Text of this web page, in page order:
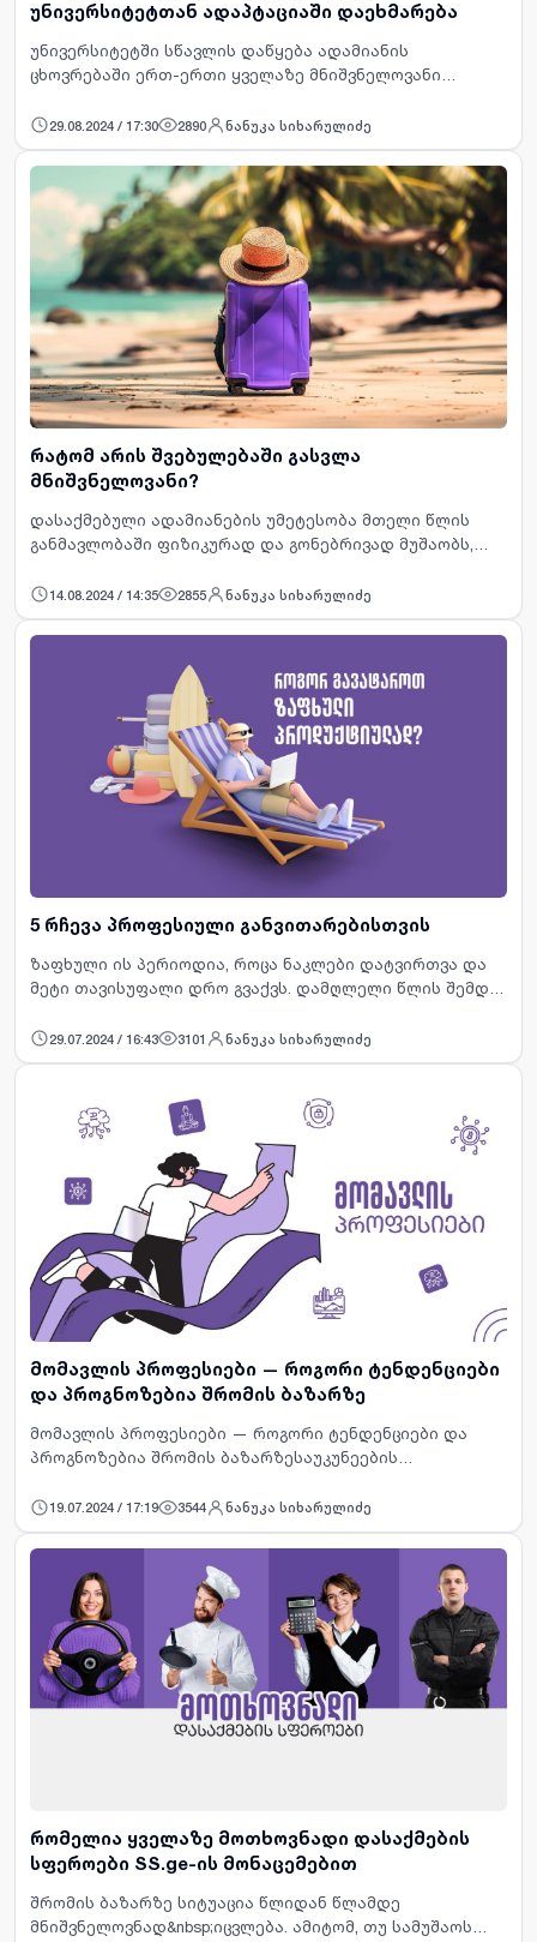
უნივერსიტეტთან ადაპტაციაში დაეხმარება
უნივერსიტეტში სწავლის დაწყება ადამიანის
ცხოვრებაში ერთ-ერთი ყველაზე მნიშვნელოვანი
გამოწვევებიც თან ახლავს. ახალი გარემო, ადამიანები
და თავგადასავლები, ერთი მხრ…
29.08.2024 / 17:30 2890 ნანუკა სიხარულიძე
რატომ არის შვებულებაში გასვლა
მნიშვნელოვანი?
დასაქმებული ადამიანების უმეტესობა მთელი წლის
განმავლობაში ფიზიკურად და გონებრივად მუშაობს,
ამიტომ, ბუნებრივია, რომ წელიწადში ერთხელ მაინც
განტვირთვა …
14.08.2024 / 14:35 2855 ნანუკა სიხარულიძე
5 რჩევა პროფესიული განვითარებისთვის
ზაფხული ის პერიოდია, როცა ნაკლები დატვირთვა და
მეტი თავისუფალი დრო გვაქვს. დამღლელი წლის შემდეგ
დროის დათმობა აუცილებელია. თუმცა არც
თვითგანვითარება და …
29.07.2024 / 16:43 3101 ნანუკა სიხარულიძე
მომავლის პროფესიები — როგორი ტენდენციები
და პროგნოზებია შრომის ბაზარზე
მომავლის პროფესიები — როგორი ტენდენციები და
პროგნოზებია შრომის ბაზარზესაუკუნეების
ადგილს კი ახალი საქმიანობები იკავებდა. ასეთი
ცვლილებები დღევანდელი შრომის …
19.07.2024 / 17:19 3544 ნანუკა სიხარულიძე
რომელია ყველაზე მოთხოვნადი დასაქმების
სფეროები SS.ge-ის მონაცემებით
შრომის ბაზარზე სიტუაცია წლიდან წლამდე
მნიშვნელოვნად&nbsp;იცვლება. ამიტომ, თუ სამუშაოს